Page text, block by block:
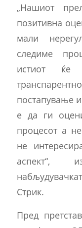
„Нашиот
позитивна
мали
следиме
истиот ќе
постапување
е да ги
процесот а
не
аспект“,
Стрик.
Пред